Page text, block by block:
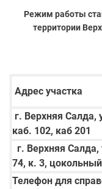
Режим работы
территории
Адрес участка
г. Верхняя Салда,
каб. 102, каб 201
г. Верхняя Салда,
74, к. 3,
Телефон для